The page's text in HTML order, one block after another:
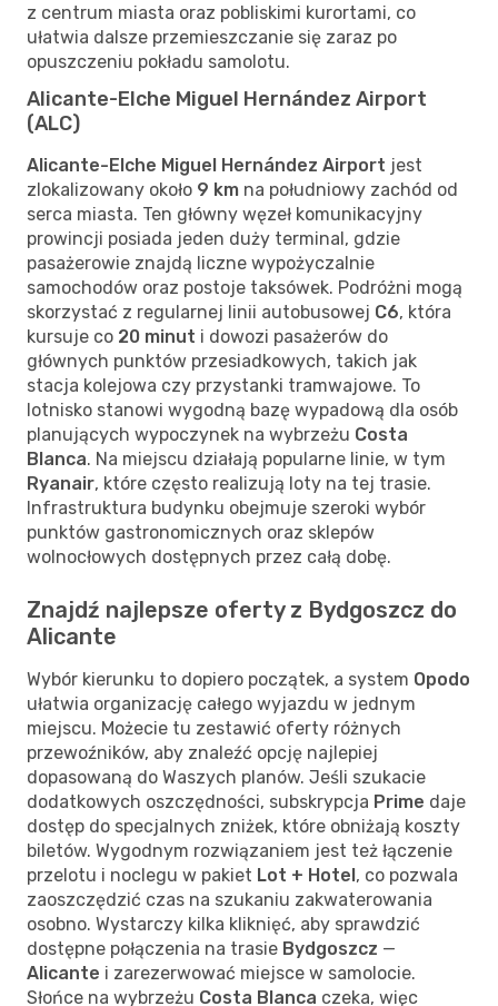
z centrum miasta oraz pobliskimi kurortami, co
ułatwia dalsze przemieszczanie się zaraz po
opuszczeniu pokładu samolotu.
Alicante-Elche Miguel Hernández Airport
(ALC)
Alicante-Elche Miguel Hernández Airport jest
zlokalizowany około 9 km na południowy zachód od
serca miasta. Ten główny węzeł komunikacyjny
prowincji posiada jeden duży terminal, gdzie
pasażerowie znajdą liczne wypożyczalnie
samochodów oraz postoje taksówek. Podróżni mogą
skorzystać z regularnej linii autobusowej C6, która
kursuje co 20 minut i dowozi pasażerów do
głównych punktów przesiadkowych, takich jak
stacja kolejowa czy przystanki tramwajowe. To
lotnisko stanowi wygodną bazę wypadową dla osób
planujących wypoczynek na wybrzeżu Costa
Blanca. Na miejscu działają popularne linie, w tym
Ryanair, które często realizują loty na tej trasie.
Infrastruktura budynku obejmuje szeroki wybór
punktów gastronomicznych oraz sklepów
wolnocłowych dostępnych przez całą dobę.
Znajdź najlepsze oferty z Bydgoszcz do
Alicante
Wybór kierunku to dopiero początek, a system Opodo
ułatwia organizację całego wyjazdu w jednym
miejscu. Możecie tu zestawić oferty różnych
przewoźników, aby znaleźć opcję najlepiej
dopasowaną do Waszych planów. Jeśli szukacie
dodatkowych oszczędności, subskrypcja Prime daje
dostęp do specjalnych zniżek, które obniżają koszty
biletów. Wygodnym rozwiązaniem jest też łączenie
przelotu i noclegu w pakiet Lot + Hotel, co pozwala
zaoszczędzić czas na szukaniu zakwaterowania
osobno. Wystarczy kilka kliknięć, aby sprawdzić
dostępne połączenia na trasie Bydgoszcz —
Alicante i zarezerwować miejsce w samolocie.
Słońce na wybrzeżu Costa Blanca czeka, więc